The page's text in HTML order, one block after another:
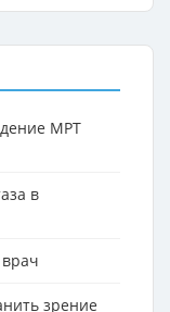
МРТ
в
зрение